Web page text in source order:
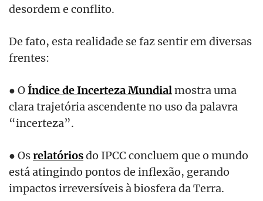
desordem e conflito.
De fato, esta realidade se faz sentir em diversas
frentes:
● OÍndice de Incerteza Mundialmostra uma
clara trajetória ascendente no uso da palavra
“incerteza”.
● Osrelatóriosdo IPCC concluem que o mundo
está atingindo pontos de inflexão, gerando
impactos irreversíveis à biosfera da Terra.